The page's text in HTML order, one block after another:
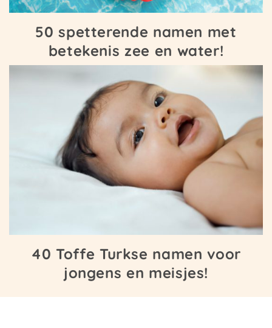
50 spetterende namen met
betekenis zee en water!
40 Toffe Turkse namen voor
jongens en meisjes!